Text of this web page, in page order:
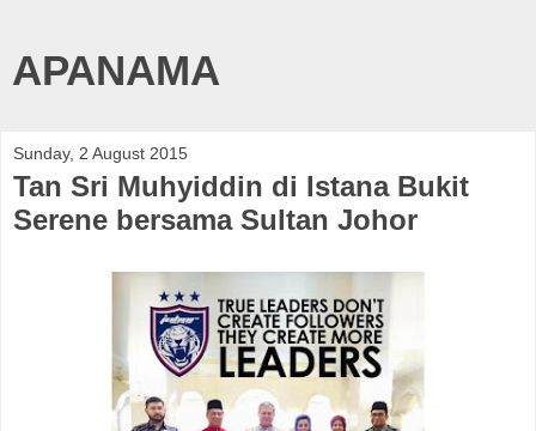
APANAMA
Sunday, 2 August 2015
Tan Sri Muhyiddin di Istana Bukit
Serene bersama Sultan Johor